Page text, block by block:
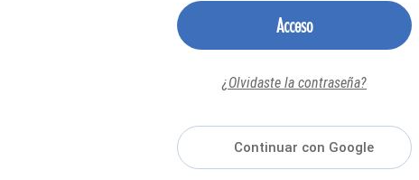
Acceso
¿Olvidaste la contraseña?